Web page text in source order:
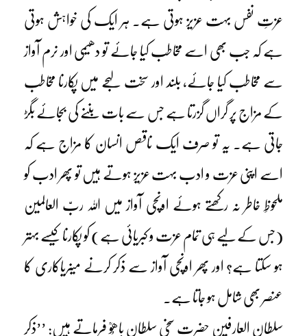
عزتِ نفس بہت عزیز ہوتی ہے۔ ہر ایک کی خواہش ہوتی
ہے کہ جب بھی اسے مخاطب کیا جائے تو دھیمی اور نرم آواز
سے مخاطب کیا جائے، بلند اور سخت لہجے میں پکارنا مخاطب
کے مزاج پر گراں گزرتا ہے جس سے بات بننے کی بجائے بگڑ
جاتی ہے۔ یہ تو صرف ایک ناقص انسان کا مزاج ہے کہ
اسے اپنی عزت و ادب بہت عزیز ہوتے ہیں تو پھر ادب کو
ملحوظِ خاطر نہ رکھتے ہوئے اونچی آواز میں اللہ ربّ العالمین
(جس کے لیے ہی تمام عزت و کبریائی ہے) کو پکارنا کیسے بہتر
ہو سکتا ہے؟ اور پھر اونچی آواز سے ذکر کرنے میںریاکاری کا
عنصر بھی شامل ہو جاتا ہے۔
سلطان العارفین حضرت سخی سلطان باھُوؒ فرماتے ہیں: ’’ذکر